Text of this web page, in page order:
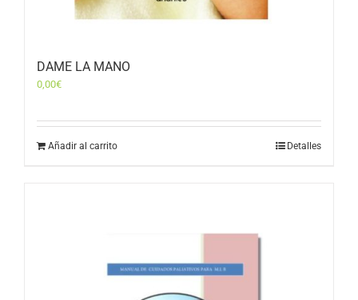
DAME LA MANO
0,00€
Añadir al carrito Detalles